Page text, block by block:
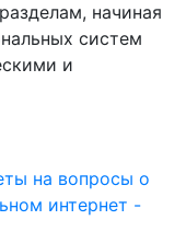
начиная
систем
и